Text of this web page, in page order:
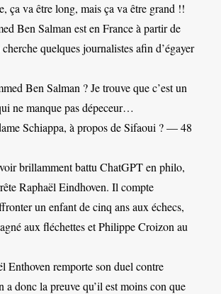
ça va être long, mais ça va être grand !!
Ben Salman est en France à partir de
quelques journalistes afin d’égayer
Ben Salman ? Je trouve que c’est un
ne manque pas dépeceur…
Schiappa, à propos de Sifaoui ? — 48
brillamment battu ChatGPT en philo,
Raphaël Eindhoven. Il compte
un enfant de cinq ans aux échecs,
aux fléchettes et Philippe Croizon au
Enthoven remporte son duel contre
a donc la preuve qu’il est moins con que